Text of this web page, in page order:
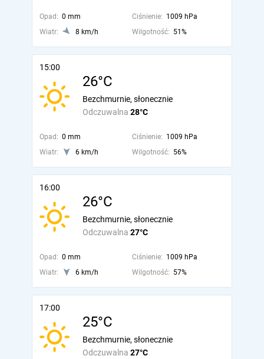
Opad: 0 mm Ciśnienie: 1009 hPa
Wiatr:
8 km/h Wilgotność: 51%
15:00
26°C
Odczuwalna 28°C
Bezchmurnie, słonecznie
Opad: 0 mm Ciśnienie: 1009 hPa
Wiatr:
6 km/h Wilgotność: 56%
16:00
26°C
Odczuwalna 27°C
Bezchmurnie, słonecznie
Opad: 0 mm Ciśnienie: 1009 hPa
Wiatr:
6 km/h Wilgotność: 57%
17:00
25°C
Odczuwalna 27°C
Bezchmurnie, słonecznie